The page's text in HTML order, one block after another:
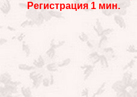
Регистрация 1 мин.